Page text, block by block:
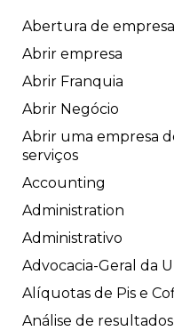
Abertura de empresa
Abrir empresa
Abrir Franquia
Abrir Negócio
Abrir uma empresa
serviços
Accounting
Administration
Administrativo
Advocacia-Geral da
Alíquotas de Pis e
Análise de resultados